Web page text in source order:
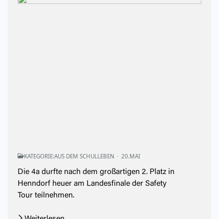
KATEGORIE:AUS DEM SCHULLEBEN 20.MAI
Die 4a durfte nach dem großartigen 2. Platz in
Henndorf heuer am Landesfinale der Safety
Tour teilnehmen.